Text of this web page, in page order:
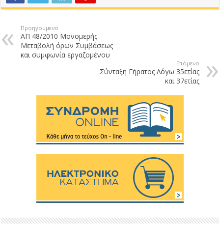
Προηγούμενο
ΑΠ 48/2010 Μονομερής
Μεταβολή όρων Συμβάσεως
και συμφωνία εργαζομένου
Επόμενο
Σύνταξη Γήρατος Λόγω 35ετίας
και 37ετίας